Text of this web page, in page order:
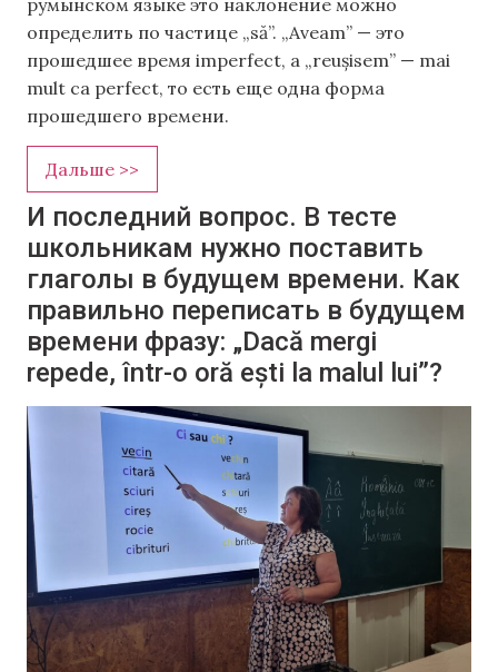
определить по частице „să”. „Aveam” — это
прошедшее время imperfect, а „reușisem” — mai
mult ca perfect, то есть еще одна форма
прошедшего времени.
Дальше >>
И последний вопрос. В тесте
школьникам нужно поставить
глаголы в будущем времени. Как
правильно переписать в будущем
времени фразу: „Dacă mergi
repede, într-o oră ești la malul lui”?